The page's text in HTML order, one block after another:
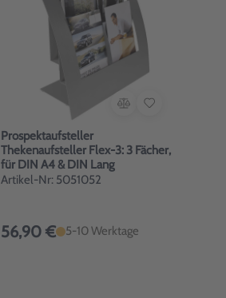
Prospektaufsteller
Thekenaufsteller Flex-3: 3 Fächer,
für DIN A4 & DIN Lang
Artikel-Nr: 5051052
56,90 € 5-10 Werktage